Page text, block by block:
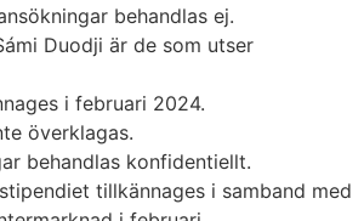
behandlas ej.
Duodji är de som utser
i februari 2024.
överklagas.
behandlas konfidentiellt.
tillkännages i samband med